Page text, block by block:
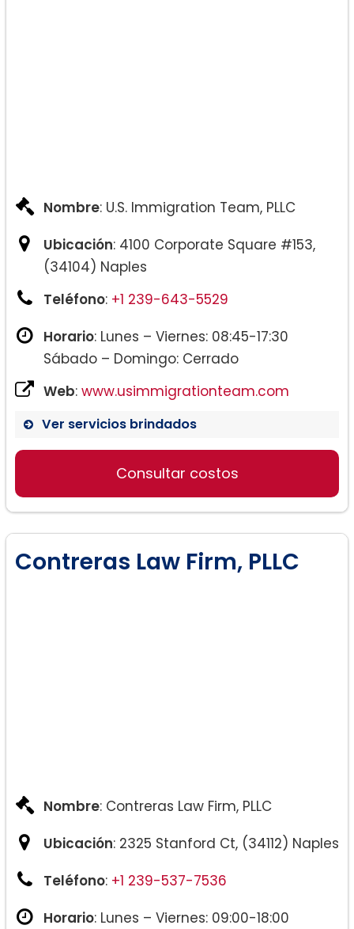
Nombre: U.S. Immigration Team, PLLC
Ubicación: 4100 Corporate Square #153,
(34104) Naples
Teléfono: +1 239-643-5529
Horario: Lunes – Viernes: 08:45-17:30
Sábado – Domingo: Cerrado
Web: www.usimmigrationteam.com
Ver servicios brindados
Consultar costos
Contreras Law Firm, PLLC
Nombre: Contreras Law Firm, PLLC
Ubicación: 2325 Stanford Ct, (34112) Naples
Teléfono: +1 239-537-7536
Horario: Lunes – Viernes: 09:00-18:00